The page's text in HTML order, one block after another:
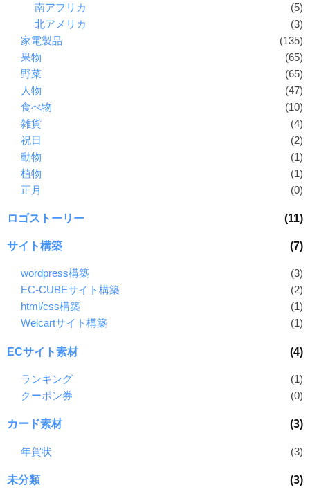
南アフリカ
(5)
北アメリカ
(3)
家電製品
(135)
果物
(65)
野菜
(65)
人物
(47)
食べ物
(10)
雑貨
(4)
祝日
(2)
動物
(1)
植物
(1)
正月
(0)
ロゴストーリー (11)
サイト構築 (7)
wordpress構築
(3)
EC-CUBEサイト構築
(2)
html/css構築
(1)
Welcartサイト構築
(1)
ECサイト素材 (4)
ランキング
(1)
クーポン券
(0)
カード素材 (3)
年賀状 (3)
未分類 (3)